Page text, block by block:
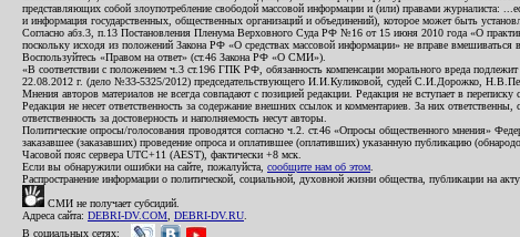
представляющих собой злоупотребление свободой массовой информации и (или) правами журналиста:
и информация государственных, общественных организаций и объединений), которое может быть
Согласно абз.3, п.13 Постановления Пленума Верховного Суда РФ №16 от 15 июня 2010 года «О
поскольку исходя из положений Закона РФ «О средствах массовой информации» не вправе вмешиваться
Воспользуйтесь «Правом на ответ» (ст.46 Закона РФ «О СМИ»).
«В соответствии с положением ч.3 ст.196 ГПК РФ, обязанность компенсации морального вреда
22.08.2012 г. (дело №33-5325/2012) председательствующего И.И.Куликовой, судей С.И.Дорожко,
Мнения авторов материалов не всегда совпадают с позицией редакции. Редакция не вступает в переписку
Редакция не несет ответственность за содержание внешних ссылок и комментариев. За них
ответственность за достоверность и наполняемость несут авторы.
Политические опросы/голосования проводятся согласно ч.2. ст.46 «Опросы общественного мнения»
заказавшее (заказавших) проведение опроса и оплатившее (оплативших) указанную публикацию
Часовой пояс сервера UTC+11 (AEST), фактически +8 мск.
Если вы обнаружили ошибки на сайте, пожалуйста, сообщите нам об этом
Распространение информации о политической, социальной, духовной жизни общества, публикации на
СМИ не получает субсидий.
Адреса сайта: DEBRI-DV.COM DEBRI-DV.RU
В социальных сетях: